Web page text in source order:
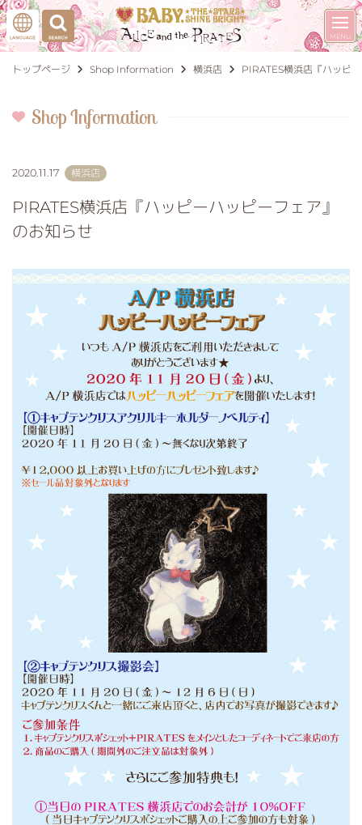
トップページ Shop Information 横浜店 PIRATES横浜店『ハッピ
Shop Information
2020.11.17 横浜店
PIRATES横浜店『ハッピーハッピーフェア』
のお知らせ